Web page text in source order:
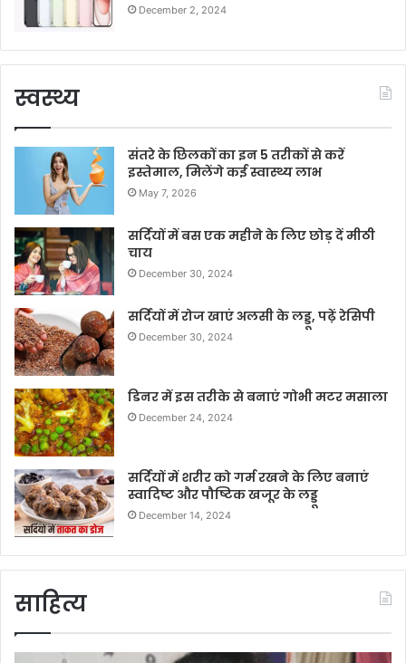
December 2, 2024
स्वस्थ्य
संतरे के छिलकों का इन 5 तरीकों से करें
इस्तेमाल, मिलेंगे कई स्वास्थ्य लाभ
May 7, 2026
सर्दियों में बस एक महीने के लिए छोड़ दें मीठी
चाय
December 30, 2024
सर्दियों में रोज खाएं अलसी के लड्डू, पढ़ें रेसिपी
December 30, 2024
डिनर में इस तरीके से बनाएं गोभी मटर मसाला
December 24, 2024
सर्दियों में शरीर को गर्म रखने के लिए बनाएं
स्वादिष्ट और पौष्टिक खजूर के लड्डू
December 14, 2024
साहित्य